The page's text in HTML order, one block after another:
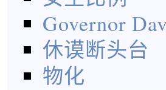
Governor
休谟断头台
物化